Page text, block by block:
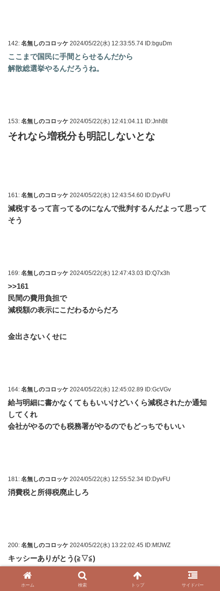
142: 名無しのコロッケ 2024/05/22(水) 12:33:55.74 ID:bguDm
ここまで国民に手間とらせるんだから
解散総選挙やるんだろうね。
153: 名無しのコロッケ 2024/05/22(水) 12:41:04.11 ID:JnhBt
それなら増税分も明記しないとな
161: 名無しのコロッケ 2024/05/22(水) 12:43:54.60 ID:DyvFU
減税するって言ってるのになんで批判するんだよって思って
そう
169: 名無しのコロッケ 2024/05/22(水) 12:47:43.03 ID:Q7x3h
>>161
民間の費用負担で
減税額の表示にこだわるからだろ
金出さないくせに
164: 名無しのコロッケ 2024/05/22(水) 12:45:02.89 ID:GcVGv
給与明細に書かなくてももいいけどいくら減税されたか通知
してくれ
会社がやるのでも税務署がやるのでもどっちでもいい
181: 名無しのコロッケ 2024/05/22(水) 12:55:52.34 ID:DyvFU
消費税と所得税廃止しろ
200: 名無しのコロッケ 2024/05/22(水) 13:22:02.45 ID:MfJWZ
キッシーありがとう(≧▽≦)
ワイは感謝しとるよ
ホーム 検索 トップ サイドバー